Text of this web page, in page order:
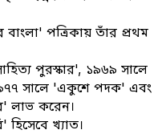
পত্রিকায় তাঁর প্রথম
পুরস্কার', ১৯৬৯ সালে
সালে 'একুশে পদক' এবং
লাভ করেন।
খ্যাত।